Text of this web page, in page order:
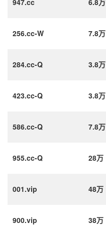
947.cc 6.8万
256.cc-W 7.8万
284.cc-Q 3.8万
423.cc-Q 3.8万
586.cc-Q 7.8万
955.cc-Q 28万
001.vip 48万
900.vip 38万